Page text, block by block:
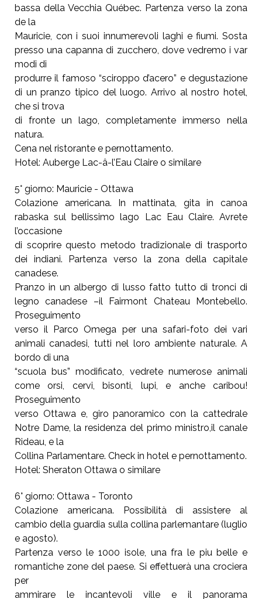
bassa della Vecchia Québec. Partenza verso la zona
de la
Mauricie, con i suoi innumerevoli laghi e fiumi. Sosta
presso una capanna di zucchero, dove vedremo i var
modi di
produrre il famoso “sciroppo d’acero” e degustazione
di un pranzo tipico del luogo. Arrivo al nostro hotel,
che si trova
di fronte un lago, completamente immerso nella
natura.
Cena nel ristorante e pernottamento.
Hotel: Auberge Lac-â-l’Eau Claire o similare
5° giorno: Mauricie - Ottawa
Colazione americana. In mattinata, gita in canoa
rabaska sul bellissimo lago Lac Eau Claire. Avrete
l’occasione
di scoprire questo metodo tradizionale di trasporto
dei indiani. Partenza verso la zona della capitale
canadese.
Pranzo in un albergo di lusso fatto tutto di tronci di
legno canadese –il Fairmont Chateau Montebello.
Proseguimento
verso il Parco Omega per una safari-foto dei vari
animali canadesi, tutti nel loro ambiente naturale. A
bordo di una
“scuola bus” modificato, vedrete numerose animali
come orsi, cervi, bisonti, lupi, e anche caribou!
Proseguimento
verso Ottawa e, giro panoramico con la cattedrale
Notre Dame, la residenza del primo ministro,il canale
Rideau, e la
Collina Parlamentare. Check in hotel e pernottamento.
Hotel: Sheraton Ottawa o similare
6° giorno: Ottawa - Toronto
Colazione americana. Possibilità di assistere al
cambio della guardia sulla collina parlemantare (luglio
e agosto).
Partenza verso le 1000 isole, una fra le piu belle e
romantiche zone del paese. Si effettuerà una crociera
per
ammirare le incantevoli ville e il panorama